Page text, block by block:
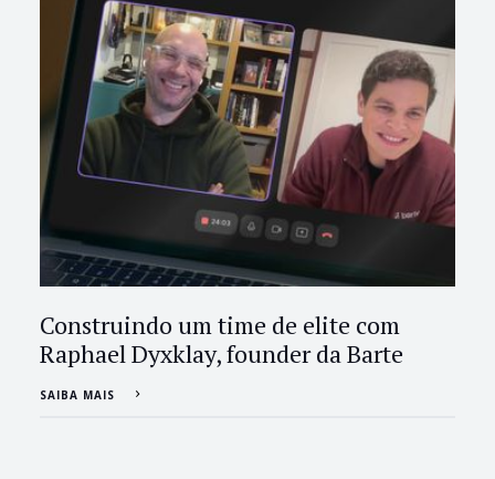
Construindo um time de elite com
Raphael Dyxklay, founder da Barte
SAIBA MAIS